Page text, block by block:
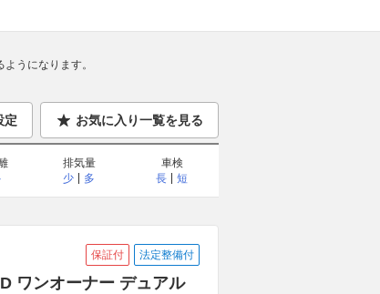
うになります。
定 お気に入り一覧を見る
排気量
少
多
車検
長
短
保証付 法定整備付
ワンオーナー デュアル